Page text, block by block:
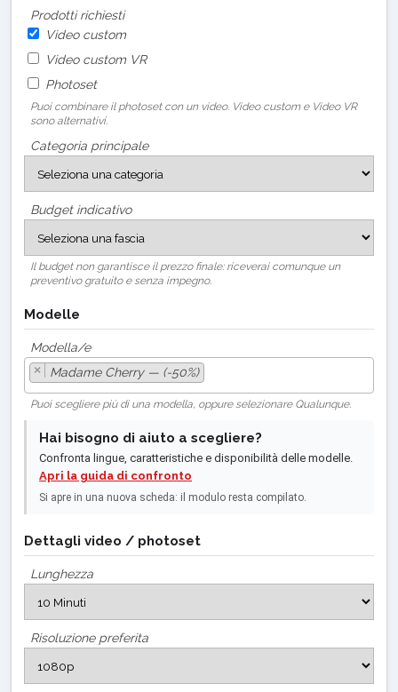
Prodotti richiesti
Video custom
Video custom VR
Photoset
Puoi combinare il photoset con un video. Video custom e Video VR
sono alternativi.
Categoria principale
Budget indicativo
Il budget non garantisce il prezzo finale: riceverai comunque un
preventivo gratuito e senza impegno.
Modelle
Modella/e
×
Madame Cherry — (-50%)
Puoi scegliere più di una modella, oppure selezionare Qualunque.
Hai bisogno di aiuto a scegliere?
Confronta lingue, caratteristiche e disponibilità delle modelle.
Apri la guida di confronto
Si apre in una nuova scheda: il modulo resta compilato.
Dettagli video / photoset
Lunghezza
Risoluzione preferita